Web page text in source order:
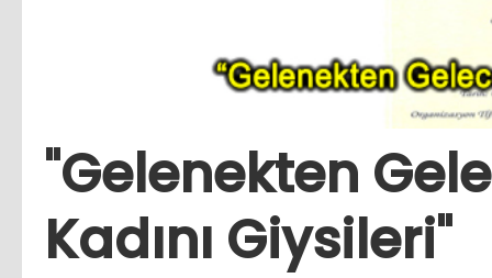
"Gelenekten
Kadını Giysileri"